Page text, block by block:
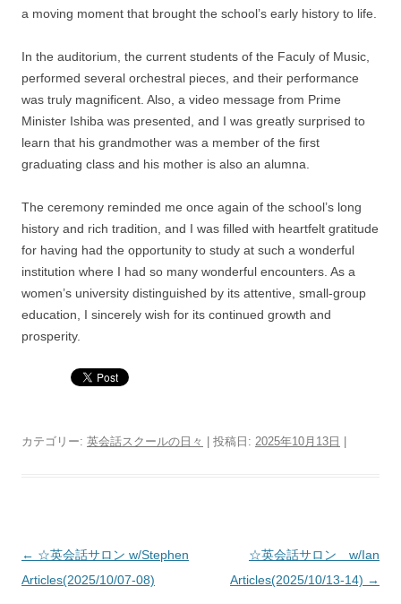
a moving moment that brought the school’s early history to life.
In the auditorium, the current students of the Faculy of Music,
performed several orchestral pieces, and their performance
was truly magnificent. Also, a video message from Prime
Minister Ishiba was presented, and I was greatly surprised to
learn that his grandmother was a member of the first
graduating class and his mother is also an alumna.
The ceremony reminded me once again of the school’s long
history and rich tradition, and I was filled with heartfelt gratitude
for having had the opportunity to study at such a wonderful
institution where I had so many wonderful encounters. As a
women’s university distinguished by its attentive, small-group
education, I sincerely wish for its continued growth and
prosperity.
カテゴリー: 英会話スクールの日々 | 投稿日: 2025年10月13日
投稿ナビゲーション
← ☆英会話サロン w/Stephen
Articles(2025/10/07-08)
☆英会話サロン w/Ian
Articles(2025/10/13-14) →